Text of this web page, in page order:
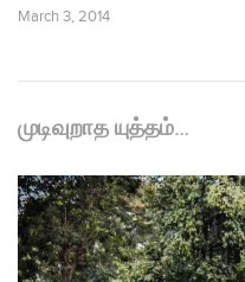
March 3, 2014
முடிவுறாத யுத்தம்…